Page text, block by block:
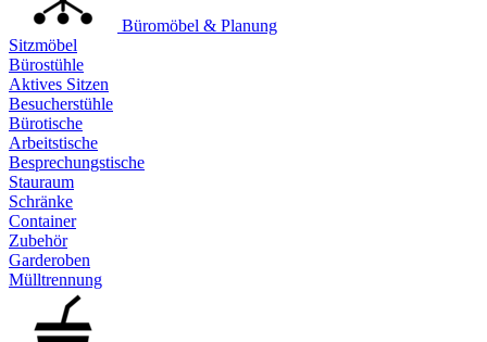
Büromöbel & Planung
Sitzmöbel
Bürostühle
Aktives Sitzen
Besucherstühle
Bürotische
Arbeitstische
Besprechungstische
Stauraum
Schränke
Container
Zubehör
Garderoben
Mülltrennung